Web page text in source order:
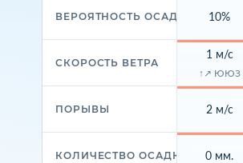
ВЕРОЯТНОСТЬ ОСАДКОВ
СКОРОСТЬ ВЕТРА
ПОРЫВЫ
КОЛИЧЕСТВО ОСАДКОВ
10%
1 м/с
↑↗ ЮЮЗ
2 м/с
0 мм.